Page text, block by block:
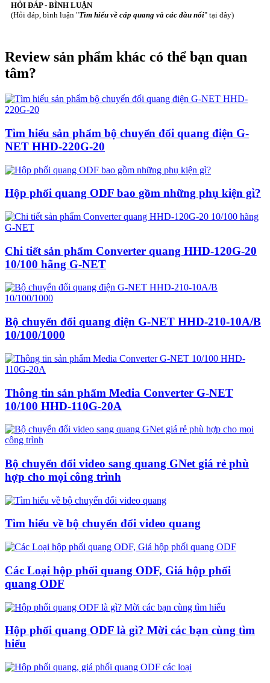
HỎI ĐÁP - BÌNH LUẬN
(Hỏi đáp, bình luận "Tìm hiểu về cáp quang và các đầu nối" tại đây)
Review sản phẩm khác có thể bạn quan
tâm?
Tìm hiểu sản phẩm bộ chuyển đổi quang điện G-
NET HHD-220G-20
Hộp phối quang ODF bao gồm những phụ kiện gì?
Chi tiết sản phẩm Converter quang HHD-120G-20
10/100 hãng G-NET
Bộ chuyển đổi quang điện G-NET HHD-210-10A/B
10/100/1000
Thông tin sản phẩm Media Converter G-NET
10/100 HHD-110G-20A
Bộ chuyển đổi video sang quang GNet giá rẻ phù
hợp cho mọi công trình
Tìm hiểu về bộ chuyển đổi video quang
Các Loại hộp phối quang ODF, Giá hộp phối
quang ODF
Hộp phối quang ODF là gì? Mời các bạn cùng tìm
hiểu